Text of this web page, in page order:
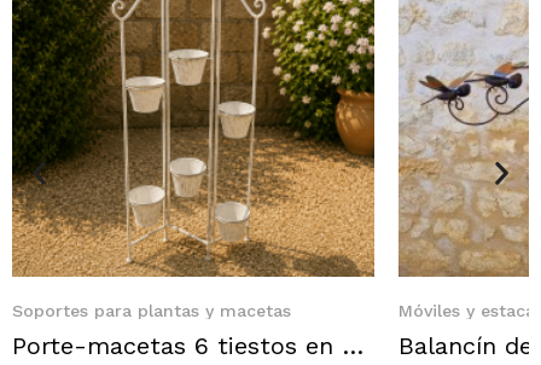
Quick View
Soportes para plantas y macetas
Porte-macetas 6 tiestos en metal gris envejecido – Una elegante presentación para sus flores
Móviles y